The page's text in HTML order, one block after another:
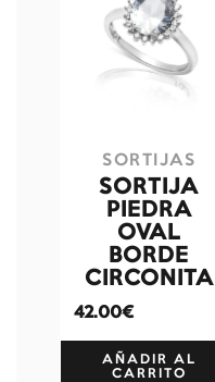
SORTIJAS
SORTIJA
PIEDRA
OVAL
BORDE
CIRCONITA
42.00€
AÑADIR AL
CARRITO